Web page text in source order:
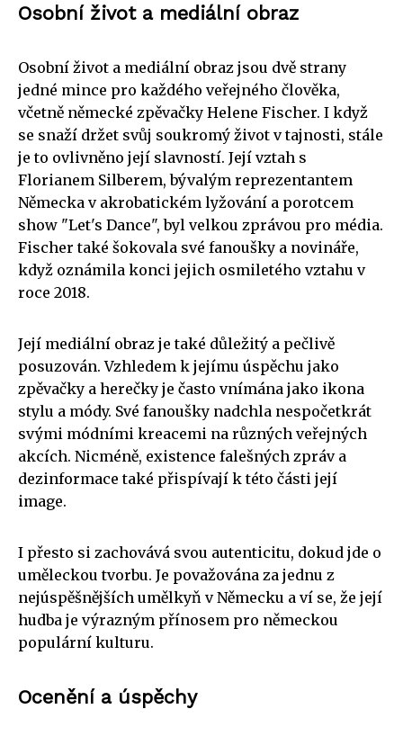
Osobní život a mediální obraz
Osobní život a mediální obraz jsou dvě strany
jedné mince pro každého veřejného člověka,
včetně německé zpěvačky Helene Fischer. I když
se snaží držet svůj soukromý život v tajnosti, stále
je to ovlivněno její slavností. Její vztah s
Florianem Silberem, bývalým reprezentantem
Německa v akrobatickém lyžování a porotcem
show "Let's Dance", byl velkou zprávou pro média.
Fischer také šokovala své fanoušky a novináře,
když oznámila konci jejich osmiletého vztahu v
roce 2018.
Její mediální obraz je také důležitý a pečlivě
posuzován. Vzhledem k jejímu úspěchu jako
zpěvačky a herečky je často vnímána jako ikona
stylu a módy. Své fanoušky nadchla nespočetkrát
svými módními kreacemi na různých veřejných
akcích. Nicméně, existence falešných zpráv a
dezinformace také přispívají k této části její
image.
I přesto si zachovává svou autenticitu, dokud jde o
uměleckou tvorbu. Je považována za jednu z
nejúspěšnějších umělkyň v Německu a ví se, že její
hudba je výrazným přínosem pro německou
populární kulturu.
Ocenění a úspěchy